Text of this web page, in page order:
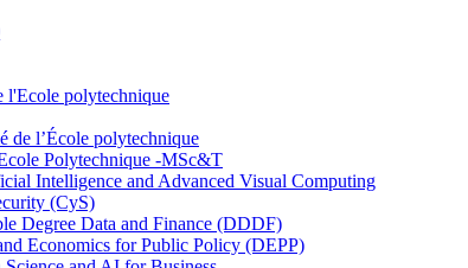
l'Ecole polytechnique
de l’École polytechnique
Polytechnique -MSc&T
Intelligence and Advanced Visual Computing
(CyS)
Degree Data and Finance (DDDF)
Economics for Public Policy (DEPP)